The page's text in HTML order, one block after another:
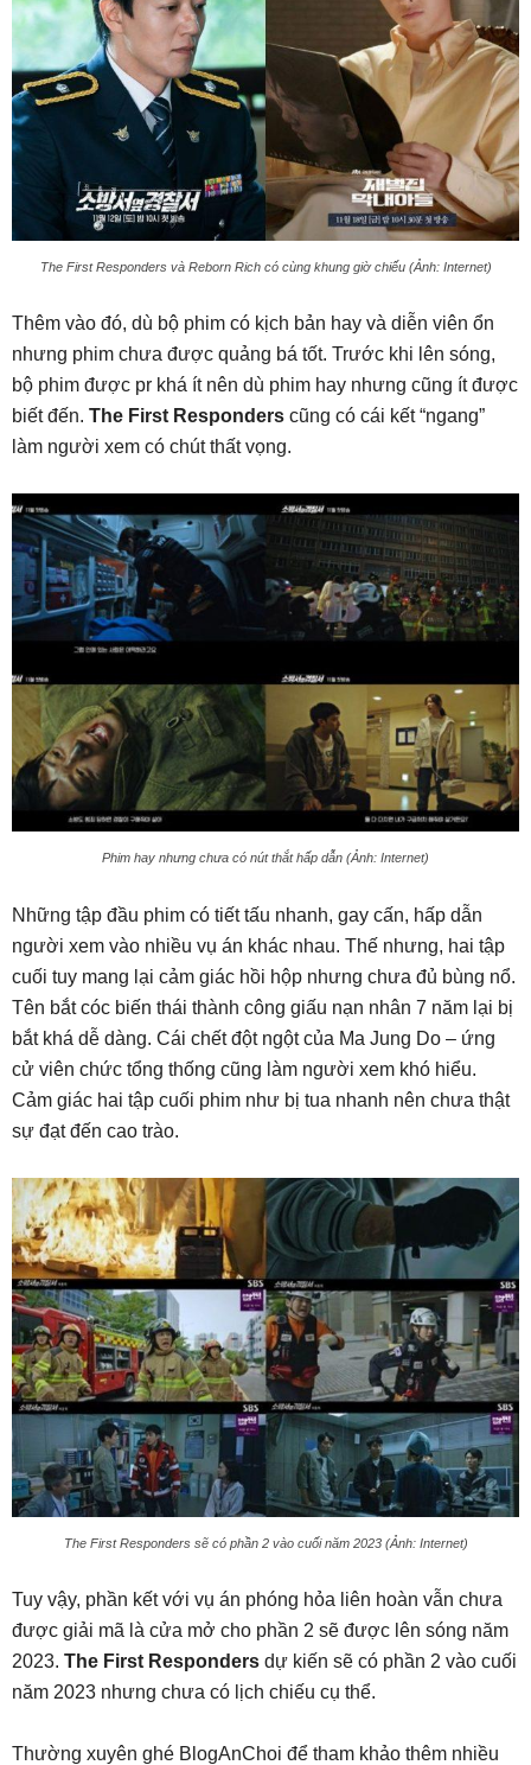
The First Responders và Reborn Rich có cùng khung giờ chiếu (Ảnh: Internet)
Thêm vào đó, dù bộ phim có kịch bản hay và diễn viên ổn
nhưng phim chưa được quảng bá tốt. Trước khi lên sóng,
bộ phim được pr khá ít nên dù phim hay nhưng cũng ít được
biết đến. The First Responders cũng có cái kết “ngang”
làm người xem có chút thất vọng.
Phim hay nhưng chưa có nút thắt hấp dẫn (Ảnh: Internet)
Những tập đầu phim có tiết tấu nhanh, gay cấn, hấp dẫn
người xem vào nhiều vụ án khác nhau. Thế nhưng, hai tập
cuối tuy mang lại cảm giác hồi hộp nhưng chưa đủ bùng nổ.
Tên bắt cóc biến thái thành công giấu nạn nhân 7 năm lại bị
bắt khá dễ dàng. Cái chết đột ngột của Ma Jung Do – ứng
cử viên chức tổng thống cũng làm người xem khó hiểu.
Cảm giác hai tập cuối phim như bị tua nhanh nên chưa thật
sự đạt đến cao trào.
The First Responders sẽ có phần 2 vào cuối năm 2023 (Ảnh: Internet)
Tuy vậy, phần kết với vụ án phóng hỏa liên hoàn vẫn chưa
được giải mã là cửa mở cho phần 2 sẽ được lên sóng năm
2023. The First Responders dự kiến sẽ có phần 2 vào cuối
năm 2023 nhưng chưa có lịch chiếu cụ thể.
Thường xuyên ghé BlogAnChoi để tham khảo thêm nhiều